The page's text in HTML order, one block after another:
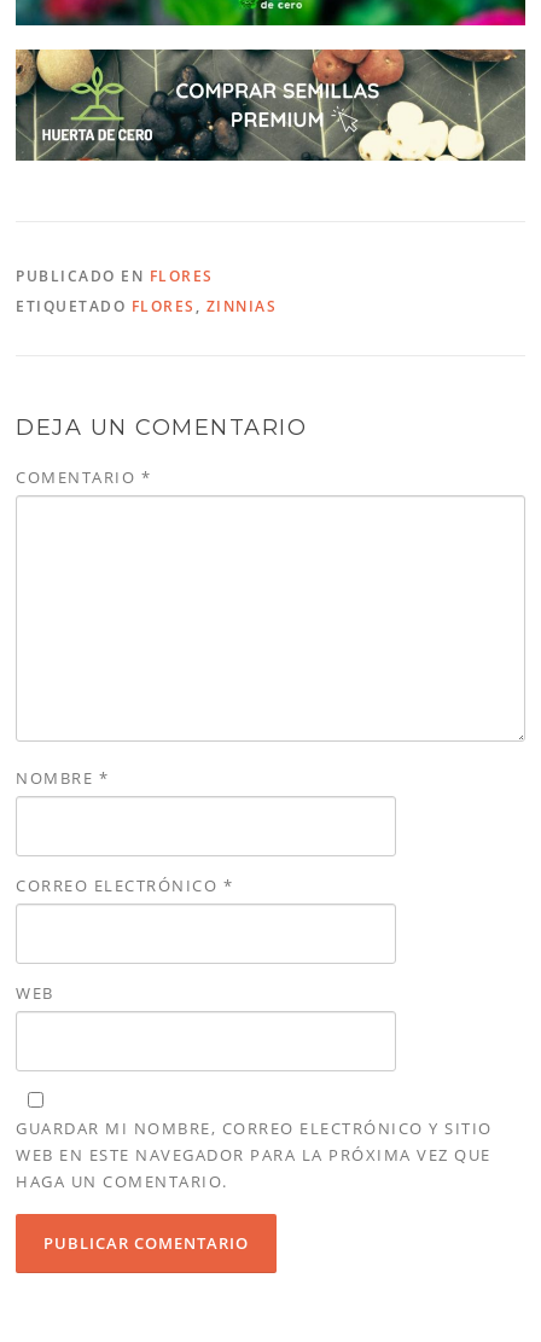
PUBLICADO EN FLORES
ETIQUETADO FLORES , ZINNIAS
DEJA UN COMENTARIO
COMENTARIO *
NOMBRE *
CORREO ELECTRÓNICO *
WEB
GUARDAR MI NOMBRE, CORREO ELECTRÓNICO Y SITIO
WEB EN ESTE NAVEGADOR PARA LA PRÓXIMA VEZ QUE
HAGA UN COMENTARIO.